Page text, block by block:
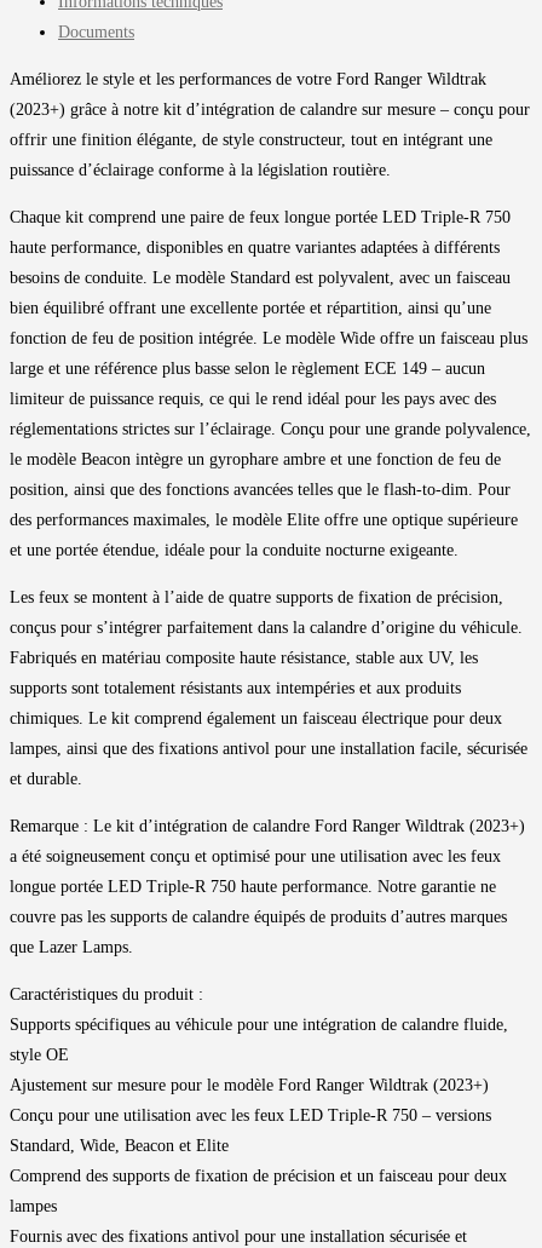
Documents
Améliorez le style et les performances de votre Ford Ranger Wildtrak
(2023+) grâce à notre kit d’intégration de calandre sur mesure – conçu pour
offrir une finition élégante, de style constructeur, tout en intégrant une
puissance d’éclairage conforme à la législation routière.
Chaque kit comprend une paire de feux longue portée LED Triple-R 750
haute performance, disponibles en quatre variantes adaptées à différents
besoins de conduite. Le modèle Standard est polyvalent, avec un faisceau
bien équilibré offrant une excellente portée et répartition, ainsi qu’une
fonction de feu de position intégrée. Le modèle Wide offre un faisceau plus
large et une référence plus basse selon le règlement ECE 149 – aucun
limiteur de puissance requis, ce qui le rend idéal pour les pays avec des
réglementations strictes sur l’éclairage. Conçu pour une grande polyvalence,
le modèle Beacon intègre un gyrophare ambre et une fonction de feu de
position, ainsi que des fonctions avancées telles que le flash-to-dim. Pour
des performances maximales, le modèle Elite offre une optique supérieure
et une portée étendue, idéale pour la conduite nocturne exigeante.
Les feux se montent à l’aide de quatre supports de fixation de précision,
conçus pour s’intégrer parfaitement dans la calandre d’origine du véhicule.
Fabriqués en matériau composite haute résistance, stable aux UV, les
supports sont totalement résistants aux intempéries et aux produits
chimiques. Le kit comprend également un faisceau électrique pour deux
lampes, ainsi que des fixations antivol pour une installation facile, sécurisée
et durable.
Remarque : Le kit d’intégration de calandre Ford Ranger Wildtrak (2023+)
a été soigneusement conçu et optimisé pour une utilisation avec les feux
longue portée LED Triple-R 750 haute performance. Notre garantie ne
couvre pas les supports de calandre équipés de produits d’autres marques
que Lazer Lamps.
Caractéristiques du produit :
Supports spécifiques au véhicule pour une intégration de calandre fluide,
style OE
Ajustement sur mesure pour le modèle Ford Ranger Wildtrak (2023+)
Conçu pour une utilisation avec les feux LED Triple-R 750 – versions
Standard, Wide, Beacon et Elite
Comprend des supports de fixation de précision et un faisceau pour deux
lampes
Fournis avec des fixations antivol pour une installation sécurisée et